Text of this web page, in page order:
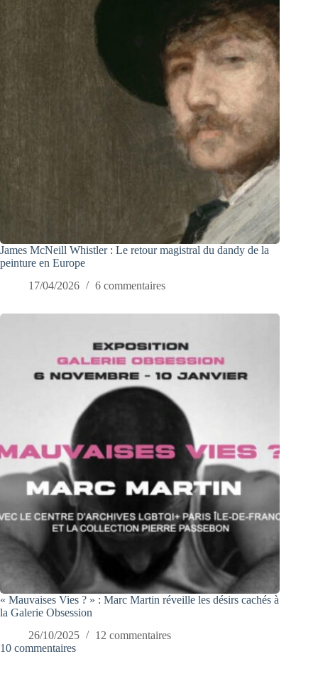
James McNeill Whistler : Le retour magistral du dandy de la
peinture en Europe
17/04/2026
6 commentaires
« Mauvaises Vies ? » : Marc Martin réveille les désirs cachés à
la Galerie Obsession
26/10/2025
12 commentaires
10 commentaires